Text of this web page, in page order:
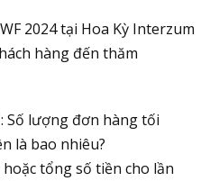
2024 tại Hoa Kỳ Interzum
hàng đến thăm
Số lượng đơn hàng tối
là bao nhiêu?
tổng số tiền cho lần